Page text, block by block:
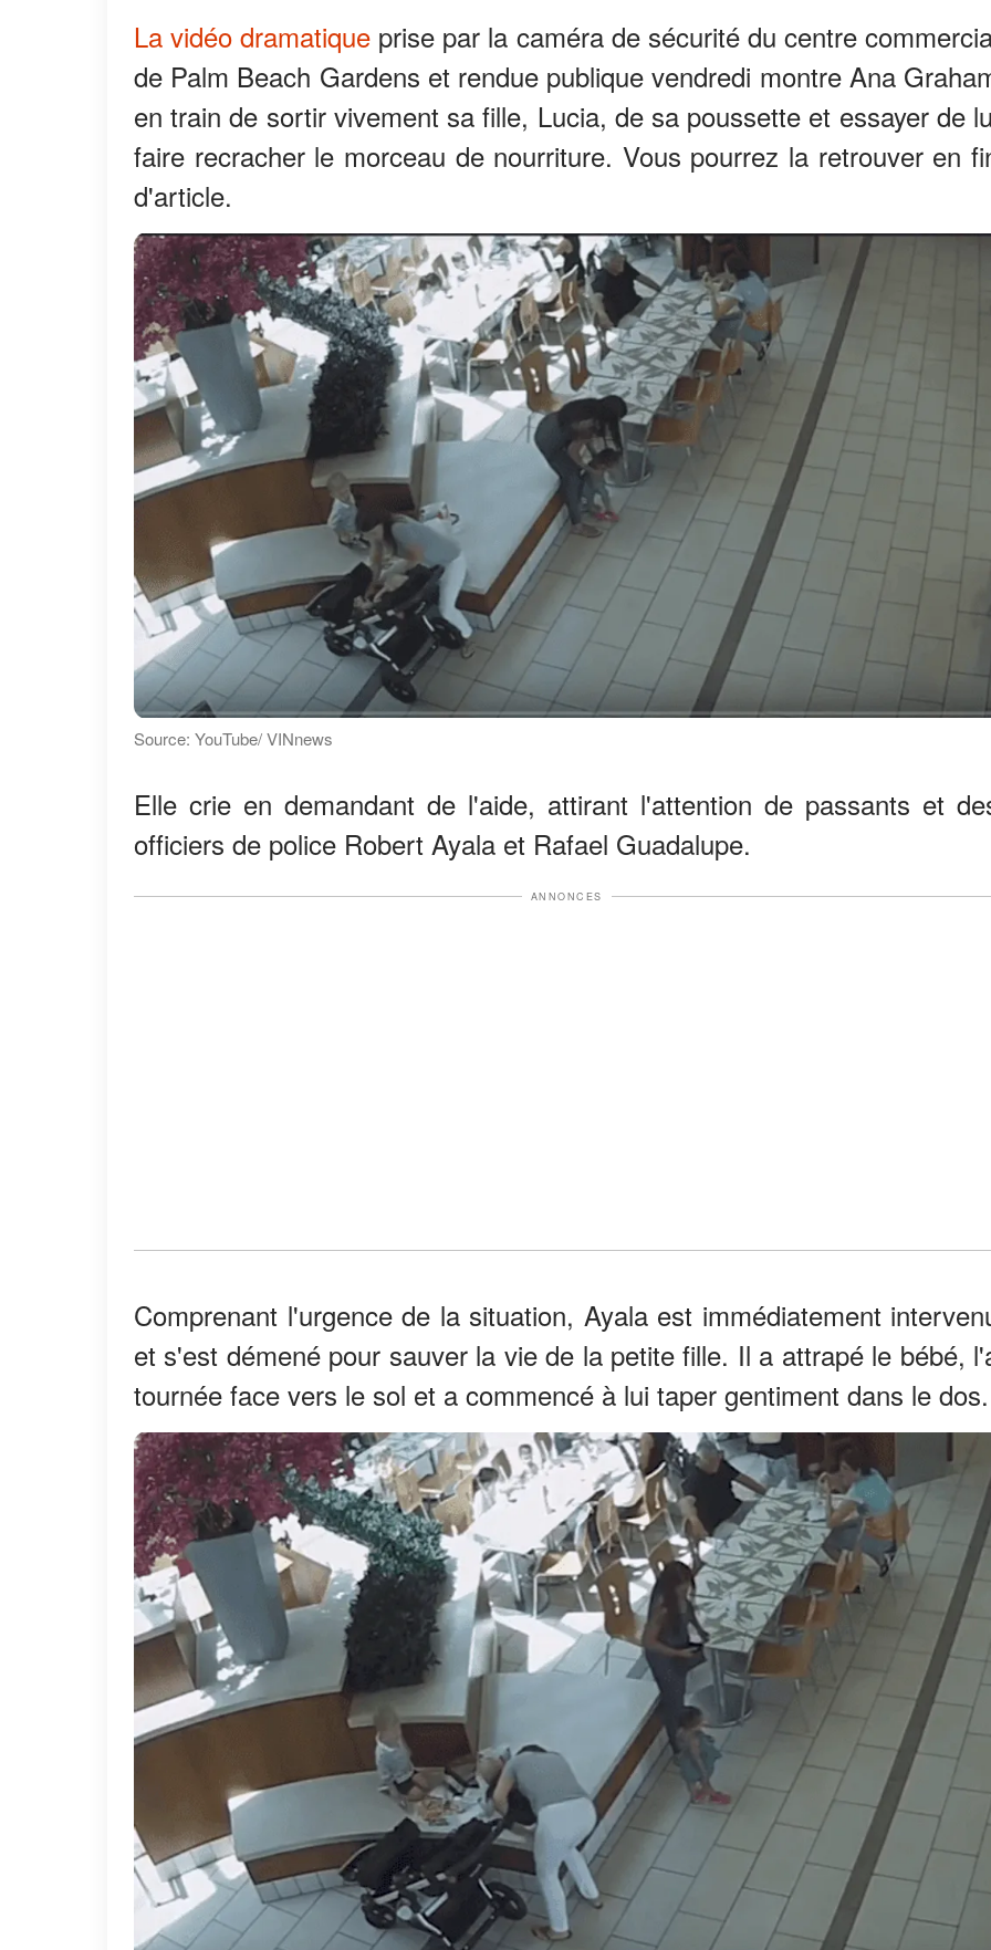
La vidéo dramatique prise par la caméra de sécurité du centre
de Palm Beach Gardens et rendue publique vendredi montre Ana
en train de sortir vivement sa fille, Lucia, de sa poussette et essayer de
faire recracher le morceau de nourriture. Vous pourrez la retrouver en
d'article.
Source: YouTube/ VINnews
Elle crie en demandant de l'aide, attirant l'attention de passants et
officiers de police Robert Ayala et Rafael Guadalupe.
ANNONCES
Comprenant l'urgence de la situation, Ayala est immédiatement
et s'est démené pour sauver la vie de la petite fille. Il a attrapé le bébé,
tournée face vers le sol et a commencé à lui taper gentiment dans le dos.